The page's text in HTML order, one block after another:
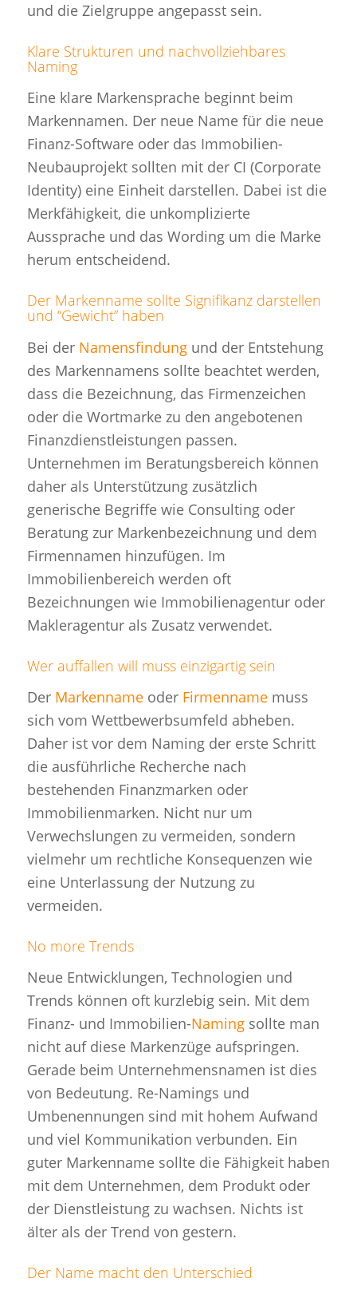
und die Zielgruppe angepasst sein.
Klare Strukturen und nachvollziehbares
Naming
Eine klare Markensprache beginnt beim
Markennamen. Der neue Name für die neue
Finanz-Software oder das Immobilien-
Neubauprojekt sollten mit der CI (Corporate
Identity) eine Einheit darstellen. Dabei ist die
Merkfähigkeit, die unkomplizierte
Aussprache und das Wording um die Marke
herum entscheidend.
Der Markenname sollte Signifikanz darstellen
und “Gewicht” haben
Bei der Namensfindungund der Entstehung
des Markennamens sollte beachtet werden,
dass die Bezeichnung, das Firmenzeichen
oder die Wortmarke zu den angebotenen
Finanzdienstleistungen passen.
Unternehmen im Beratungsbereich können
daher als Unterstützung zusätzlich
generische Begriffe wie Consulting oder
Beratung zur Markenbezeichnung und dem
Firmennamen hinzufügen. Im
Immobilienbereich werden oft
Bezeichnungen wie Immobilienagentur oder
Makleragentur als Zusatz verwendet.
Wer auffallen will muss einzigartig sein
Der Markennameoder Firmennamemuss
sich vom Wettbewerbsumfeld abheben.
Daher ist vor dem Naming der erste Schritt
die ausführliche Recherche nach
bestehenden Finanzmarken oder
Immobilienmarken. Nicht nur um
Verwechslungen zu vermeiden, sondern
vielmehr um rechtliche Konsequenzen wie
eine Unterlassung der Nutzung zu
vermeiden.
No more Trends
Neue Entwicklungen, Technologien und
Trends können oft kurzlebig sein. Mit dem
Finanz- und Immobilien-Namingsollte man
nicht auf diese Markenzüge aufspringen.
Gerade beim Unternehmensnamen ist dies
von Bedeutung. Re-Namings und
Umbenennungen sind mit hohem Aufwand
und viel Kommunikation verbunden. Ein
guter Markenname sollte die Fähigkeit haben
mit dem Unternehmen, dem Produkt oder
der Dienstleistung zu wachsen. Nichts ist
älter als der Trend von gestern.
Der Name macht den Unterschied